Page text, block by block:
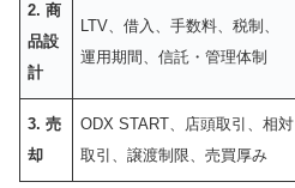
2. 商
品設
計
LTV、借入、手数料、税制、
運用期間、信託・管理体制
3. 売
却
ODX START、店頭取引、相対
取引、譲渡制限、売買厚み